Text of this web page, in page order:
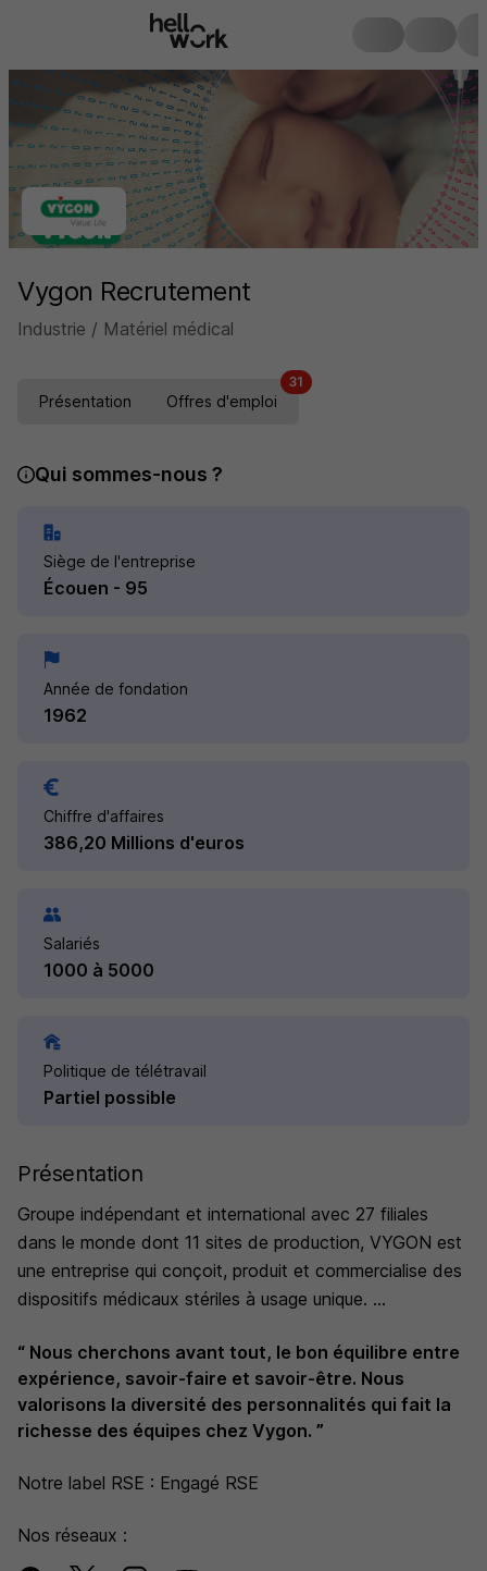
Vygon Recrutement
Industrie / Matériel médical
Présentation Offres d'emploi
31
Qui sommes-nous ?
Siège de l'entreprise
Écouen - 95
Année de fondation
1962
Chiffre d'affaires
386,20 Millions d'euros
Salariés
1000 à 5000
Politique de télétravail
Partiel possible
Présentation
Groupe indépendant et international avec 27 filiales
dans le monde dont 11 sites de production, VYGON est
une entreprise qui conçoit, produit et commercialise des
dispositifs médicaux stériles à usage unique.
qui a du sens:Value Life!
“ Nous cherchons avant tout, le bon équilibre entre
expérience, savoir-faire et savoir-être. Nous
valorisons la diversité des personnalités qui fait la
richesse des équipes chez Vygon. ”
Notre label RSE : Engagé RSE
Nos réseaux :